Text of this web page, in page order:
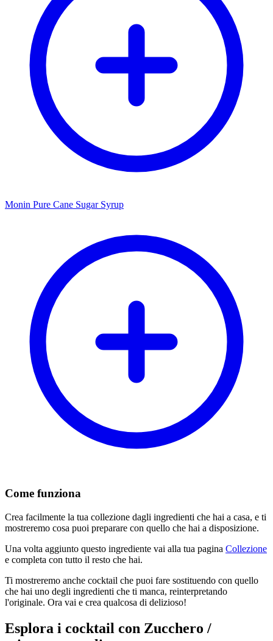
Monin Pure Cane Sugar Syrup
Come funziona
Crea facilmente la tua collezione dagli ingredienti che hai a casa, e ti
mostreremo cosa puoi preparare con quello che hai a disposizione.
Una volta aggiunto questo ingrediente vai alla tua pagina Collezione
e completa con tutto il resto che hai.
Ti mostreremo anche cocktail che puoi fare sostituendo con quello
che hai uno degli ingredienti che ti manca, reinterpretando
l'originale. Ora vai e crea qualcosa di delizioso!
Esplora i cocktail con Zucchero /